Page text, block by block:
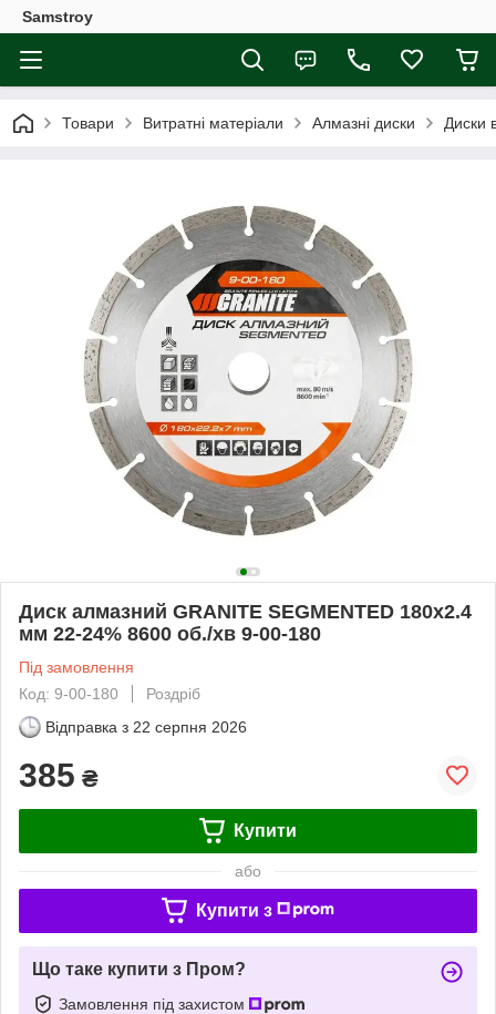
Samstroy
Товари Витратні матеріали Алмазні диски Диски
Диск алмазний GRANITE SEGMENTED 180х2.4
мм 22-24% 8600 об./хв 9-00-180
Під замовлення
Код: 9-00-180
Роздріб
Відправка з 22 серпня 2026
385 ₴
Купити
або
Купити з
Що таке купити з Пром?
Замовлення під захистом